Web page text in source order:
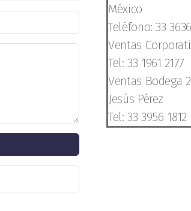
México
Teléfono: 33
Ventas
Tel: 33 1961 2177
Ventas Bodega
Jesús Pérez
Tel: 33 3956 1812